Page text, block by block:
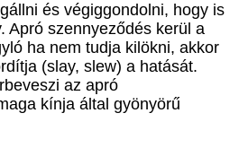
és végiggondolni, hogy is
Apró szennyeződés kerül a
ha nem tudja kilökni, akkor
(slay, slew) a hatását.
az apró
kínja által gyönyörű